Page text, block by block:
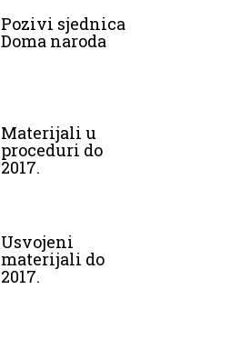
Pozivi sjednica
Doma naroda
Materijali u
proceduri do
2017.
Usvojeni
materijali do
2017.